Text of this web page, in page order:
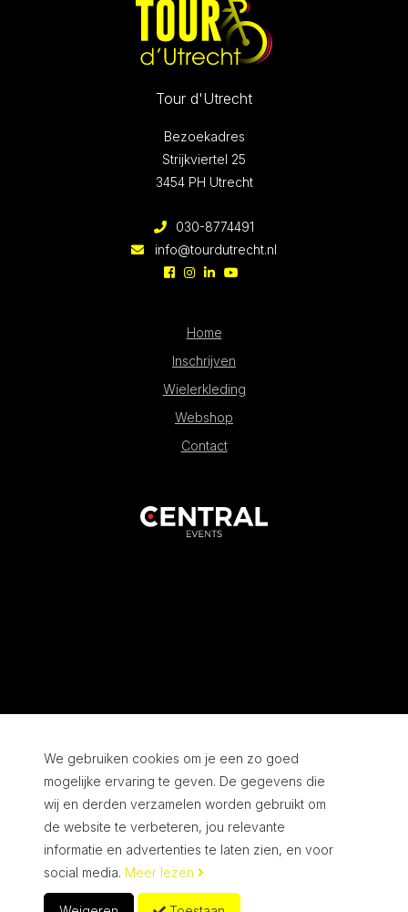
Tour d'Utrecht
Bezoekadres
Strijkviertel 25
3454 PH Utrecht
030-8774491
info@tourdutrecht.nl
Home
Inschrijven
Wielerkleding
Webshop
Contact
© Copyright 2010 - 2026
Privacy
Cookie voorkeuren
We gebruiken cookies om je een zo goed
mogelijke ervaring te geven. De gegevens die
wij en derden verzamelen worden gebruikt om
de website te verbeteren, jou relevante
informatie en advertenties te laten zien, en voor
social media. Meer lezen